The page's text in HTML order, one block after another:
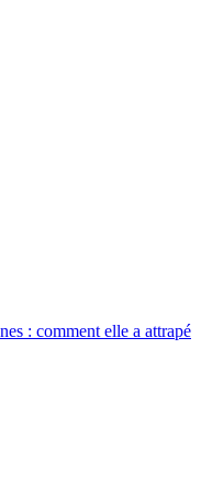
: comment elle a attrapé